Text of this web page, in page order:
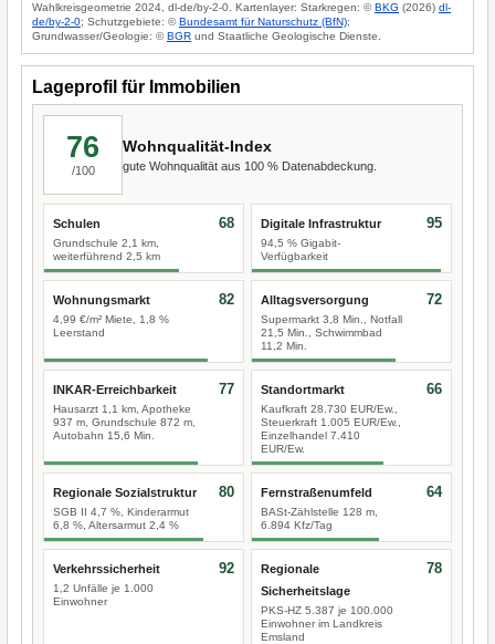
Wahlkreisgeometrie 2024, dl-de/by-2-0. Kartenlayer: Starkregen: ©BKG (2026) dl-
de/by-2-0; Schutzgebiete: ©Bundesamt für Naturschutz (BfN);
Grundwasser/Geologie: ©BGR und Staatliche Geologische Dienste.
Lageprofil für Immobilien
76
/100
Wohnqualität-Index
gute Wohnqualität aus 100 % Datenabdeckung.
Schulen
Grundschule 2,1 km,
weiterführend 2,5 km
68 Digitale Infrastruktur
94,5 % Gigabit-
Verfügbarkeit
95
Wohnungsmarkt
4,99 €/m² Miete, 1,8 %
Leerstand
82 Alltagsversorgung
Supermarkt 3,8 Min., Notfall
21,5 Min., Schwimmbad
11,2 Min.
72
INKAR-Erreichbarkeit
Hausarzt 1,1 km, Apotheke
937 m, Grundschule 872 m,
Autobahn 15,6 Min.
77 Standortmarkt
Kaufkraft 28.730 EUR/Ew.,
Steuerkraft 1.005 EUR/Ew.,
Einzelhandel 7.410
EUR/Ew.
66
Regionale Sozialstruktur
SGB II 4,7 %, Kinderarmut
6,8 %, Altersarmut 2,4 %
80 Fernstraßenumfeld
BASt-Zählstelle 128 m,
6.894 Kfz/Tag
64
Verkehrssicherheit
1,2 Unfälle je 1.000
Einwohner
92
Regionale
Sicherheitslage
PKS-HZ 5.387 je 100.000
Einwohner im Landkreis
Emsland
78